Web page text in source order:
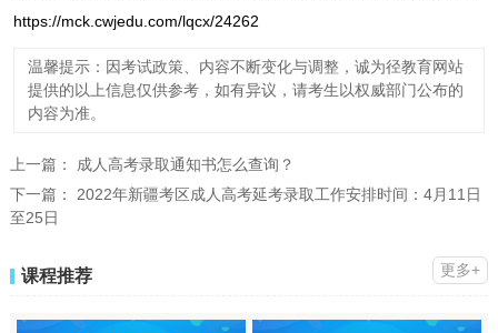
https://mck.cwjedu.com/lqcx/24262
温馨提示：因考试政策、内容不断变化与调整，诚为径教育网站
提供的以上信息仅供参考，如有异议，请考生以权威部门公布的
内容为准。
上一篇： 成人高考录取通知书怎么查询？
下一篇： 2022年新疆考区成人高考延考录取工作安排时间：4月11日
至25日
课程推荐 更多+